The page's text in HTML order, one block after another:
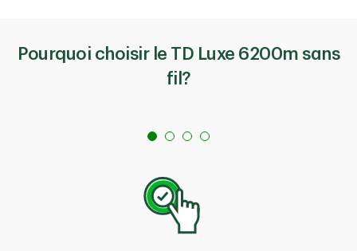
Pourquoi choisir le TD Luxe 6200m sans
fil?